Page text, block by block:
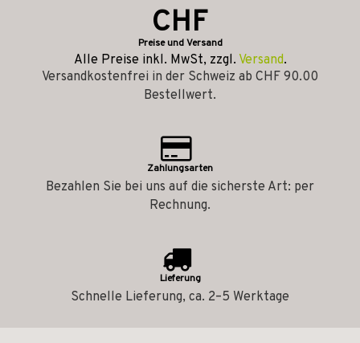
CHF
Preise und Versand
Alle Preise inkl. MwSt, zzgl. Versand.
Versandkostenfrei in der Schweiz ab CHF 90.00
Bestellwert.
Zahlungsarten
Bezahlen Sie bei uns auf die sicherste Art: per
Rechnung.
Lieferung
Schnelle Lieferung, ca. 2–5 Werktage